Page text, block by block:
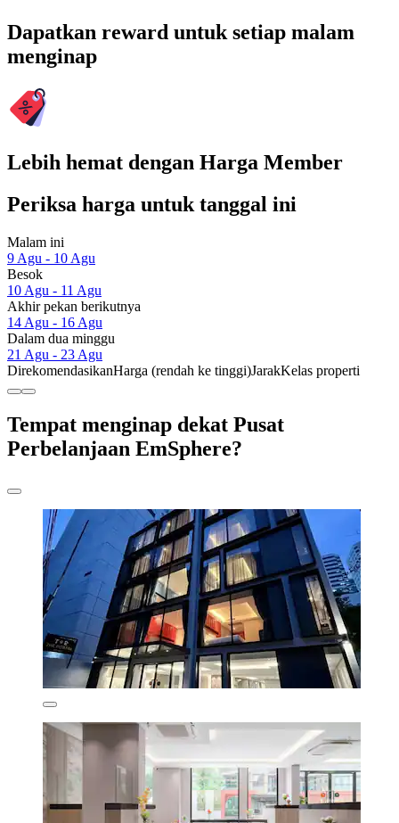
Dapatkan reward untuk setiap malam
menginap
Lebih hemat dengan Harga Member
Periksa harga untuk tanggal ini
Malam ini
9 Agu - 10 Agu
Besok
10 Agu - 11 Agu
Akhir pekan berikutnya
14 Agu - 16 Agu
Dalam dua minggu
21 Agu - 23 Agu
DirekomendasikanHarga (rendah ke tinggi)JarakKelas properti
Tempat menginap dekat Pusat
Perbelanjaan EmSphere?